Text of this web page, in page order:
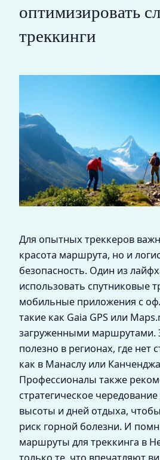
оптимизировать
треккинги
Для опытных треккеров
красота маршрута, но и
безопасность. Один из
использовать спутниковые
мобильные приложения с
такие как Gaia GPS или
загруженными маршрутами.
полезно в регионах, где нет
как в Манаслу или
Профессионалы также
стратегическое
высоты и дней отдыха,
риск горной болезни. И
маршруты для треккинга в